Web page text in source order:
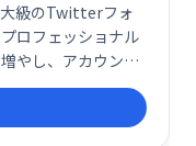
級のTwitterフォ
ロフェッショナル
やし、アカウント
心してご利用いた
でお困りの方は